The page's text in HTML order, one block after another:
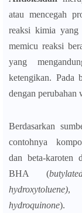
atau mencegah
reaksi kimia yang
memicu reaksi
yang
ketengikan. Pada
dengan perubahan
Berdasarkan
contohnya
dan beta-karoten
BHA (
hydroxytoluene),
hydroquinone).